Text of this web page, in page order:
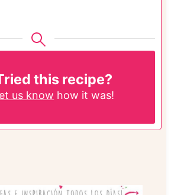
this recipe?
us know how it was!